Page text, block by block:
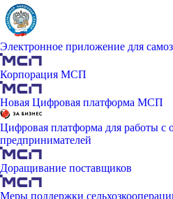
Электронное приложение для
Корпорация МСП
Новая Цифровая платформа МСП
Цифровая платформа для работы с
предпринимателей
Доращивание поставщиков
Меры поддержки